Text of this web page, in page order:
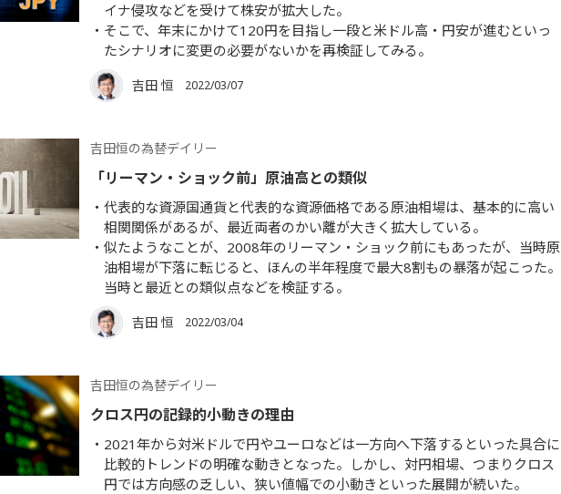
イナ侵攻などを受けて株安が拡大した。
そこで、年末にかけて120円を目指し一段と米ドル高・円安が進むといっ
たシナリオに変更の必要がないかを再検証してみる。
吉田 恒 2022/03/07
吉田恒の為替デイリー
「リーマン・ショック前」原油高との類似
代表的な資源国通貨と代表的な資源価格である原油相場は、基本的に高い
相関関係があるが、最近両者のかい離が大きく拡大している。
似たようなことが、2008年のリーマン・ショック前にもあったが、当時原
油相場が下落に転じると、ほんの半年程度で最大8割もの暴落が起こった。
当時と最近との類似点などを検証する。
吉田 恒 2022/03/04
吉田恒の為替デイリー
クロス円の記録的小動きの理由
2021年から対米ドルで円やユーロなどは一方向へ下落するといった具合に
比較的トレンドの明確な動きとなった。しかし、対円相場、つまりクロス
円では方向感の乏しい、狭い値幅での小動きといった展開が続いた。